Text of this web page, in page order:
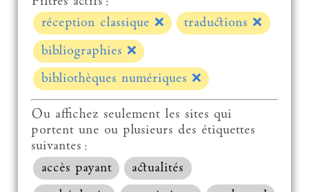
réception classique ❌ traductions❌
bibliographies ❌
bibliothèques numériques ❌
Ou affichez seulement les sites qui
portent une ou plusieurs des étiquettes
suivantes :
accès payant
actualités